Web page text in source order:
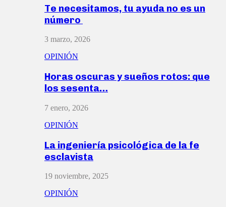
Te necesitamos, tu ayuda no es un
número
3 marzo, 2026
OPINIÓN
Horas oscuras y sueños rotos: que
los sesenta…
7 enero, 2026
OPINIÓN
La ingeniería psicológica de la fe
esclavista
19 noviembre, 2025
OPINIÓN